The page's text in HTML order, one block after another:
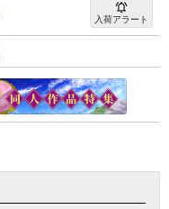
入荷アラート